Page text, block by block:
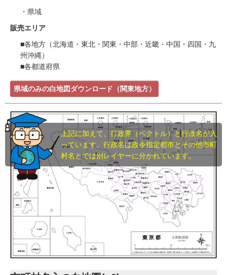
・県域
販売エリア
■各地方（北海道・東北・関東・中部・近畿・中国・四国・九
州沖縄）
■各都道府県
県域のみの白地図ダウンロード（関東地方）
上記に加えて、行政界（ベクトル）と行政名が入
っています。行政名は政令指定都市とその他市町
村名とでは別レイヤーに分かれています。